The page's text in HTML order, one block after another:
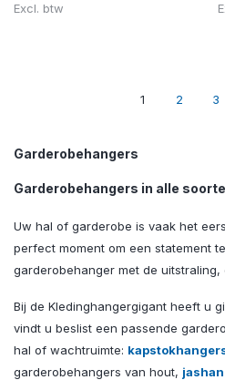
Excl. btw
1 2 3
Garderobehangers
Garderobehangers in alle
Uw hal of garderobe is vaak het
perfect moment om een statement
garderobehanger met de
Bij de Kledinghangergigant heeft u
vindt u beslist een passende
hal of wachtruimte:
garderobehangers van hout,